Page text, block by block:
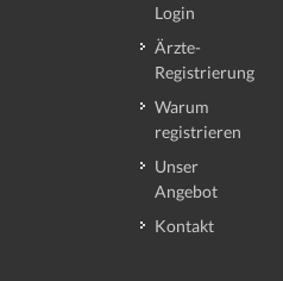
Login
Ärzte-
Registrierung
Warum
registrieren
Unser
Angebot
Kontakt